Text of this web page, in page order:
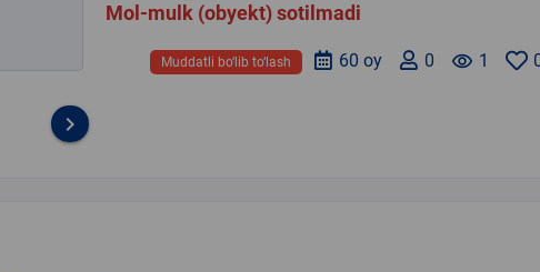
keyboard_arrow_right
Mol-mulk (obyekt) sotilmadi
remove_red_eye 1
0
60 oy
Muddatli bo‘lib to‘lash